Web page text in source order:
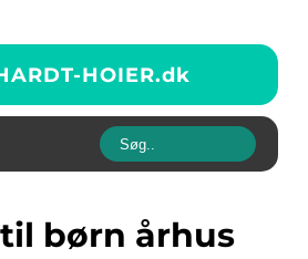
HOIER.dk
til børn århus